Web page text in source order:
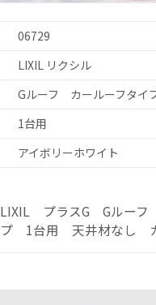
06729
LIXIL リクシル
Gルーフ カールーフタイ
1台用
アイボリーホワイト
LIXIL プラスG Gルーフ
プ 1台用 天井材なし